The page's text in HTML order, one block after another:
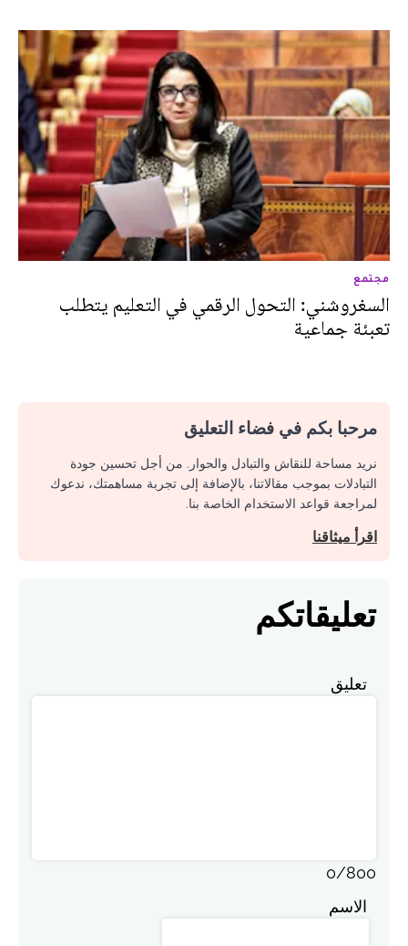
مجتمع
السغروشني: التحول الرقمي في التعليم يتطلب
تعبئة جماعية
مرحبا بكم في فضاء التعليق
نريد مساحة للنقاش والتبادل والحوار. من أجل تحسين جودة
التبادلات بموجب مقالاتنا، بالإضافة إلى تجربة مساهمتك، ندعوك
لمراجعة قواعد الاستخدام الخاصة بنا.
اقرأ ميثاقنا
تعليقاتكم
تعليق
0/800
الاسم